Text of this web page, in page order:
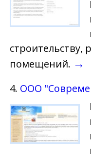
строительству,
помещений. →
4. ООО